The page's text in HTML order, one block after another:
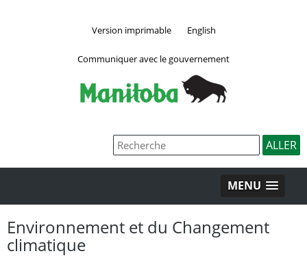
Version imprimable English
Communiquer avec le gouvernement
MENU
Environnement et du Changement
climatique